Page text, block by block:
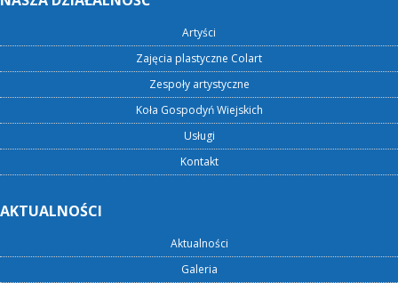
Artyści
Zajęcia plastyczne Colart
Zespoły artystyczne
Koła Gospodyń Wiejskich
Usługi
Kontakt
AKTUALNOŚCI
Aktualności
Galeria